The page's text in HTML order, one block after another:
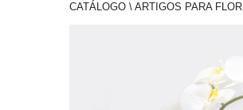
CATÁLOGO \ ARTIGOS PARA